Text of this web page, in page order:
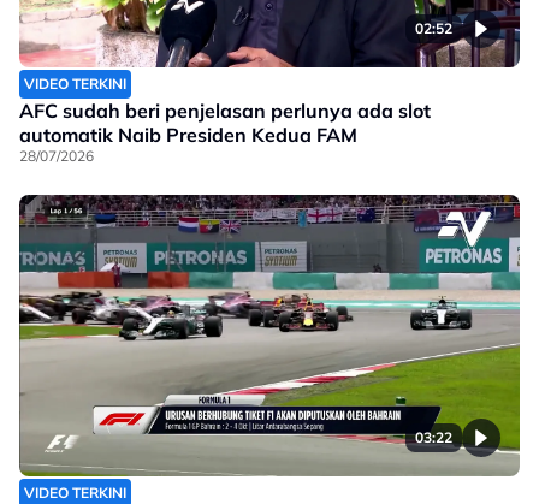
02:52
VIDEO TERKINI
AFC sudah beri penjelasan perlunya ada slot
automatik Naib Presiden Kedua FAM
28/07/2026
03:22
VIDEO TERKINI